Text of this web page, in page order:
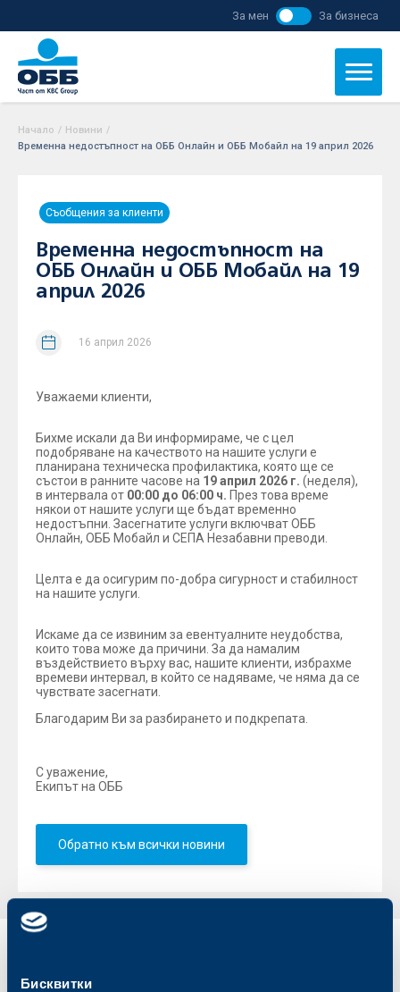
Бисквитки
За мен За бизнеса
Начало / Новини /
Временна недостъпност на ОББ Онлайн и ОББ Мобайл на 19 април 2026
Съобщения за клиенти
Временна недостъпност на
ОББ Онлайн и ОББ Мобайл на 19
април 2026
16 април 2026
Уважаеми клиенти,
Бихме искали да Ви информираме, че с цел
подобряване на качеството на нашите услуги е
планирана техническа профилактика, която ще се
състои в ранните часове на 19 април 2026 г. (неделя),
в интервала от 00:00 до 06:00 ч. През това време
някои от нашите услуги ще бъдат временно
недостъпни. Засегнатите услуги включват ОББ
Онлайн, ОББ Мобайл и СЕПА Незабавни преводи.
Целта е да осигурим по-добра сигурност и стабилност
на нашите услуги.
Искаме да се извиним за евентуалните неудобства,
които това може да причини. За да намалим
въздействието върху вас, нашите клиенти, избрахме
времеви интервал, в който се надяваме, че няма да се
чувствате засегнати.
Благодарим Ви за разбирането и подкрепата.
С уважение,
Екипът на ОББ
Обратно към всички новини
клиенти